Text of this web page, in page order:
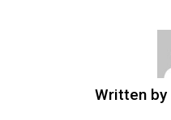
Written by